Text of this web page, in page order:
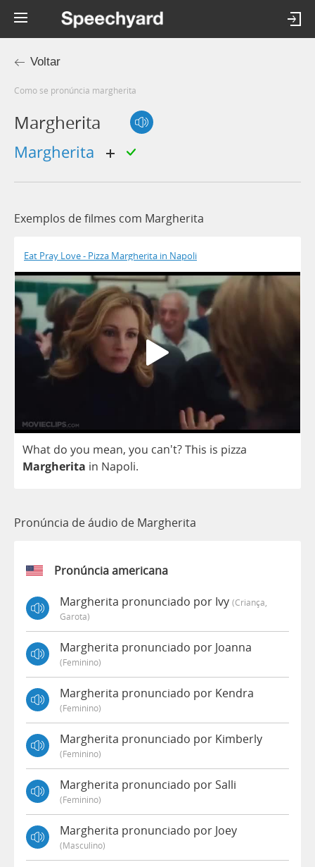
Voltar
Como se pronúncia margherita
Margherita
margherita
Exemplos de filmes com Margherita
Eat Pray Love - Pizza Margherita in Napoli
What do you mean, you can't?This is pizza
Margherita in Napoli.
Pronúncia de áudio de Margherita
Pronúncia americana
Margherita pronunciado por Ivy (criança,
Garota)
Margherita pronunciado por Joanna
(feminino)
Margherita pronunciado por Kendra
(feminino)
Margherita pronunciado por Kimberly
(feminino)
Margherita pronunciado por Salli
(feminino)
Margherita pronunciado por Joey
(masculino)